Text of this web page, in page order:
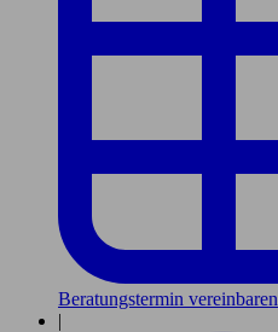
Beratungstermin vereinbaren
|